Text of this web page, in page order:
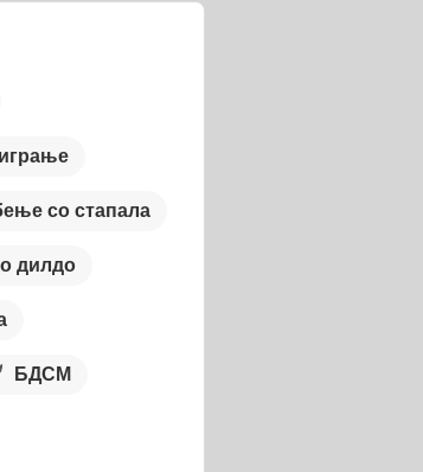
играње
со стапала
дилдо
БДСМ